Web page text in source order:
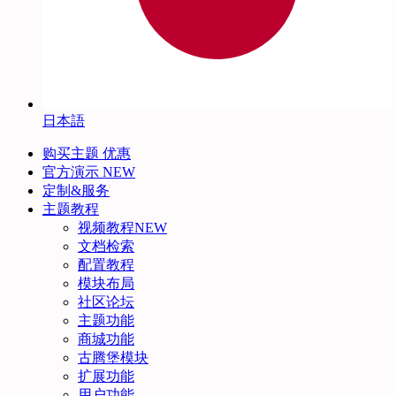
日本語
购买主题 优惠
官方演示 NEW
定制&服务
主题教程
视频教程NEW
文档检索
配置教程
模块布局
社区论坛
主题功能
商城功能
古腾堡模块
扩展功能